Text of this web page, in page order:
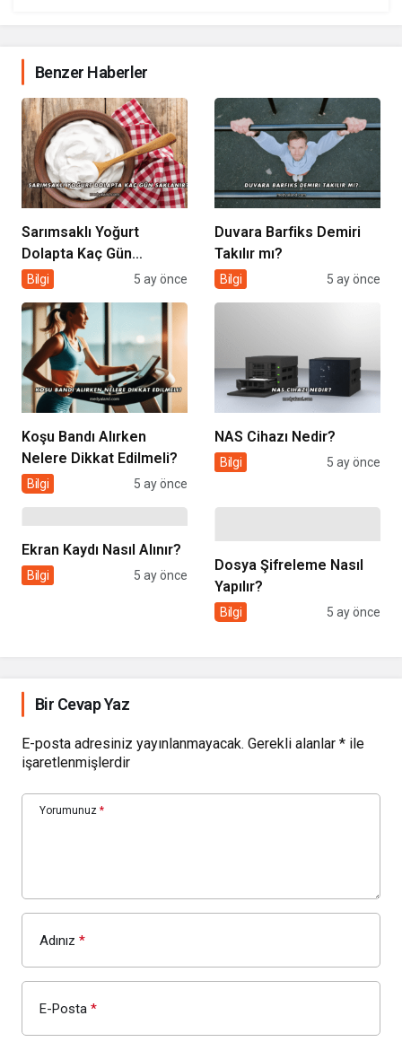
Benzer Haberler
Sarımsaklı Yoğurt
Dolapta Kaç Gün
Saklanır?
Bilgi 5 ay önce
Duvara Barfiks Demiri
Takılır mı?
Bilgi 5 ay önce
Koşu Bandı Alırken
Nelere Dikkat Edilmeli?
Bilgi 5 ay önce
NAS Cihazı Nedir?
Bilgi 5 ay önce
Ekran Kaydı Nasıl Alınır?
Bilgi 5 ay önce
Dosya Şifreleme Nasıl
Yapılır?
Bilgi 5 ay önce
Bir Cevap Yaz
E-posta adresiniz yayınlanmayacak. Gerekli alanlar * ile
işaretlenmişlerdir
Yorumunuz *
Adınız *
E-Posta *